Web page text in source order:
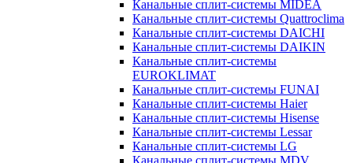
Канальные сплит-системы MIDEA
Канальные сплит-системы Quattroclima
Канальные сплит-системы DAICHI
Канальные сплит-системы DAIKIN
Канальные сплит-системы
EUROKLIMAT
Канальные сплит-системы FUNAI
Канальные сплит-системы Haier
Канальные сплит-системы Hisense
Канальные сплит-системы Lessar
Канальные сплит-системы LG
Канальные сплит-системы MDV